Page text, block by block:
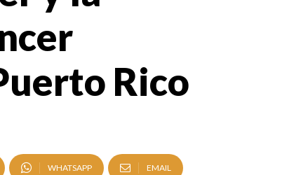
Rico
WHATSAPP EMAIL